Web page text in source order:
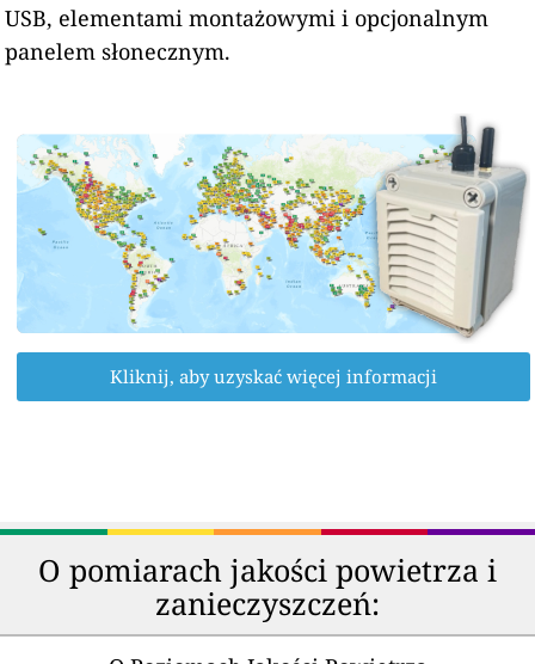
USB, elementami montażowymi i opcjonalnym
panelem słonecznym.
Kliknij, aby uzyskać więcej informacji
O pomiarach jakości powietrza i
zanieczyszczeń: